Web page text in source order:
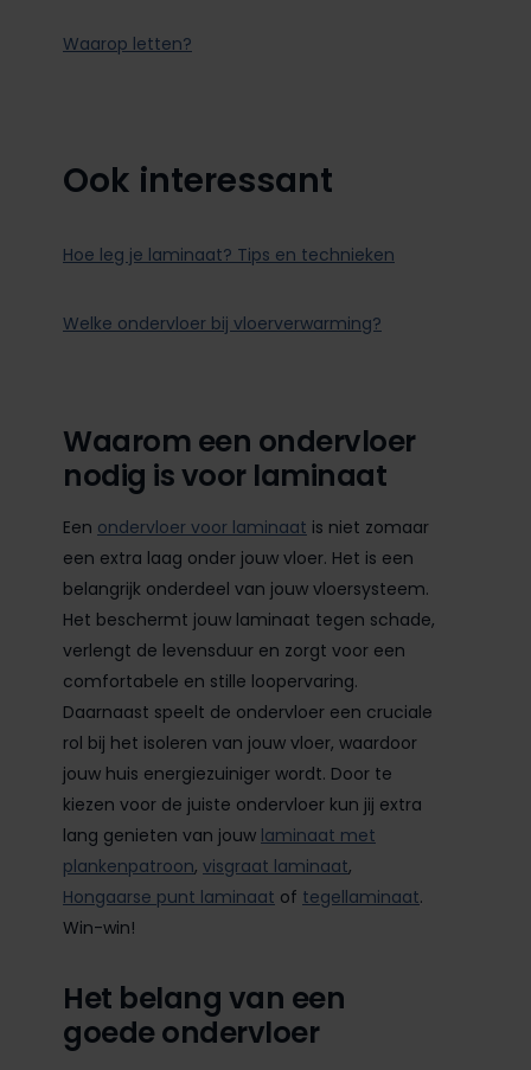
Waarop letten?
Ook interessant
Hoe leg je laminaat? Tips en technieken
Welke ondervloer bij vloerverwarming?
Waarom een ondervloer
nodig is voor laminaat
Een ondervloer voor laminaat is niet zomaar
een extra laag onder jouw vloer. Het is een
belangrijk onderdeel van jouw vloersysteem.
Het beschermt jouw laminaat tegen schade,
verlengt de levensduur en zorgt voor een
comfortabele en stille loopervaring.
Daarnaast speelt de ondervloer een cruciale
rol bij het isoleren van jouw vloer, waardoor
jouw huis energiezuiniger wordt. Door te
kiezen voor de juiste ondervloer kun jij extra
lang genieten van jouw laminaat met
plankenpatroon, visgraat laminaat,
Hongaarse punt laminaat of tegellaminaat.
Win-win!
Het belang van een
goede ondervloer